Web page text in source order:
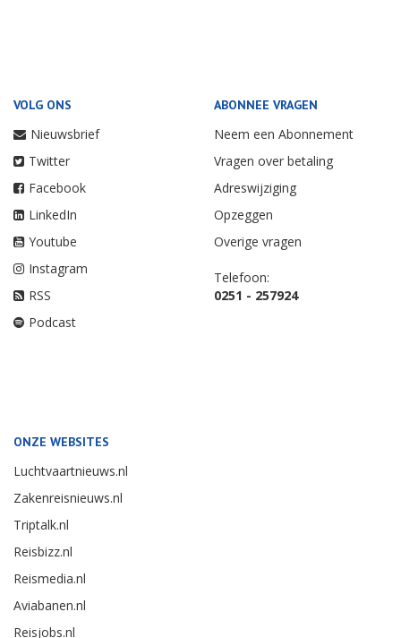
VOLG ONS
Nieuwsbrief
Twitter
Facebook
LinkedIn
Youtube
Instagram
RSS
Podcast
ABONNEE VRAGEN
Neem een Abonnement
Vragen over betaling
Adreswijziging
Opzeggen
Overige vragen
Telefoon:
0251 - 257924
ONZE WEBSITES
Luchtvaartnieuws.nl
Zakenreisnieuws.nl
Triptalk.nl
Reisbizz.nl
Reismedia.nl
Aviabanen.nl
Reisjobs.nl